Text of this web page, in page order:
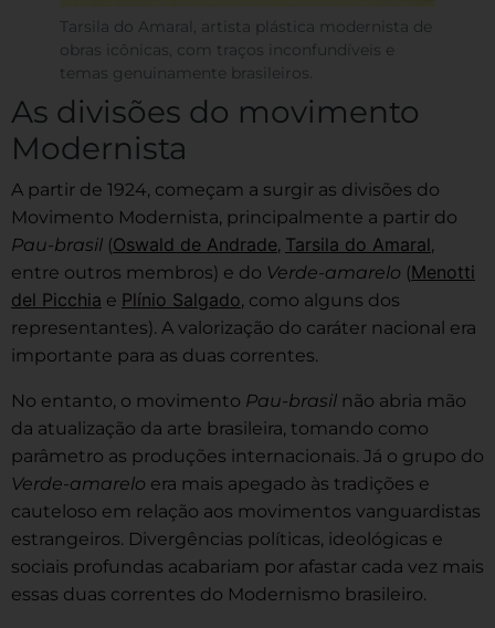
Tarsila do Amaral, artista plástica modernista de
obras icônicas, com traços inconfundíveis e
temas genuinamente brasileiros.
As divisões do movimento
Modernista
A partir de 1924, começam a surgir as divisões do
Movimento Modernista, principalmente a partir do
Pau-brasil (Oswald de Andrade, Tarsila do Amaral,
entre outros membros) e do Verde-amarelo (Menotti
del Picchia e Plínio Salgado, como alguns dos
representantes). A valorização do caráter nacional era
importante para as duas correntes.
No entanto, o movimento Pau-brasil não abria mão
da atualização da arte brasileira, tomando como
parâmetro as produções internacionais. Já o grupo do
Verde-amarelo era mais apegado às tradições e
cauteloso em relação aos movimentos vanguardistas
estrangeiros. Divergências políticas, ideológicas e
sociais profundas acabariam por afastar cada vez mais
essas duas correntes do Modernismo brasileiro.